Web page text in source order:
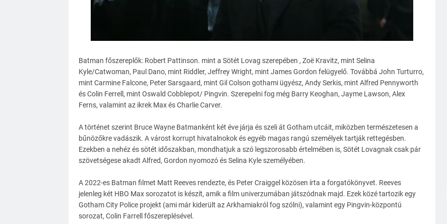
Batman főszereplők: Robert Pattinson. mint a Sötét Lovag szerepében , Zoë Kravitz, mint Selina
Kyle/Catwoman, Paul Dano, mint Riddler, Jeffrey Wright, mint James Gordon felügyelő. Továbbá John Turturro,
mint Carmine Falcone, Peter Sarsgaard, mint Gil Colson gothami ügyész, Andy Serkis, mint Alfred Pennyworth
és Colin Ferrell, mint Oswald Cobblepot/ Pingvin. Szerepelni fog még Barry Keoghan, Jayme Lawson, Alex
Ferns, valamint az ikrek Max és Charlie Carver.
A történet szerint Bruce Wayne Batmanként két éve járja és szeli át Gotham utcáit, miközben természetesen a
bűnözőkre vadászik. A várost korrupt hivatalnokok és egyéb magas rangú személyek tartják rettegésben.
Ezekben a nehéz és sötét időszakban, mondhatjuk a szó legszorosabb értelmében is, Sötét Lovagnak csak pár
szövetségese akadt Alfred, Gordon nyomozó és Selina Kyle személyében.
A 2022-es Batman filmet Matt Reeves rendezte, és Peter Craiggel közösen írta a forgatókönyvet. Reeves
jelenleg két HBO Max sorozatot is készít, amik a film univerzumában játszódnak majd. Ezek közé tartozik egy
Gotham City Police projekt (ami már kiderült az Arkhamiakról fog szólni), valamint egy Pingvin-központú
sorozat, Colin Farrell főszereplésével.